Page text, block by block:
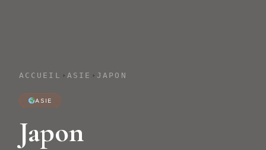
ACCUEIL ASIE JAPON
ASIE
Japon